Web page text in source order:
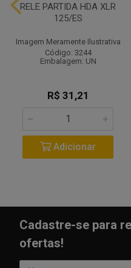
RELE PARTIDA HDA XLR
125/ES
Imagem Meramente Ilustrativa
Código: 3244
Embalagem: UN
R$ 31,21
Adicionar
Cadastre-se para
ofertas!